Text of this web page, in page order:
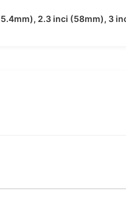
2.3 inci (58mm), 3